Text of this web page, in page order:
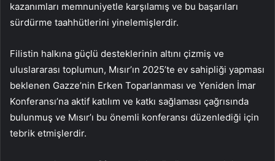
kazanımları memnuniyetle karşılamış ve bu başarıları
sürdürme taahhütlerini yinelemişlerdir.
Filistin halkına güçlü desteklerinin altını çizmiş ve
uluslararası toplumun, Mısır’ın 2025’te ev sahipliği yapması
beklenen Gazze’nin Erken Toparlanması ve Yeniden İmar
Konferansı’na aktif katılım ve katkı sağlaması çağrısında
bulunmuş ve Mısır’ı bu önemli konferansı düzenlediği için
tebrik etmişlerdir.